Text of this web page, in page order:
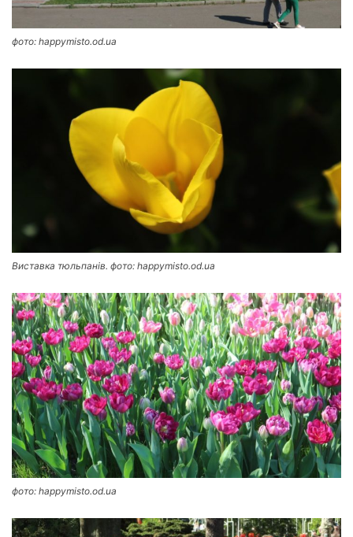
фото: happymisto.od.ua
Виставка тюльпанів. фото: happymisto.od.ua
фото: happymisto.od.ua